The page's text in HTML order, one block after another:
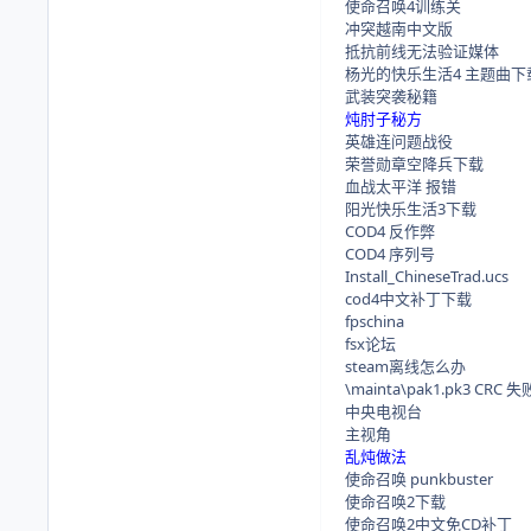
使命召唤4训练关
冲突越南中文版
抵抗前线无法验证媒体
杨光的快乐生活4 主题曲下
武装突袭秘籍
炖肘子秘方
英雄连问题战役
荣誉勋章空降兵下载
血战太平洋 报错
阳光快乐生活3下载
COD4 反作弊
COD4 序列号
Install_ChineseTrad.ucs
cod4中文补丁下载
fpschina
fsx论坛
steam离线怎么办
\mainta\pak1.pk3 CRC 失
中央电视台
主视角
乱炖做法
使命召唤 punkbuster
使命召唤2下载
使命召唤2中文免CD补丁